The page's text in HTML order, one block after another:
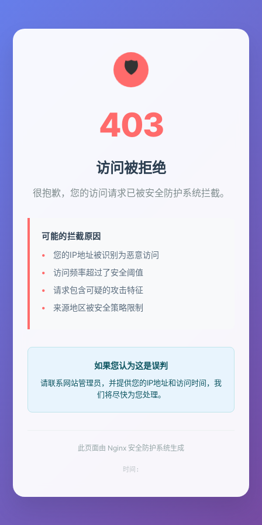
403
访问被拒绝
很抱歉，您的访问请求已被安全防护系统拦截。
可能的拦截原因
您的IP地址被识别为恶意访问
访问频率超过了安全阈值
请求包含可疑的攻击特征
来源地区被安全策略限制
如果您认为这是误判
请联系网站管理员，并提供您的IP地址和访问时间，我
们将尽快为您处理。
此页面由 Nginx 安全防护系统生成
时间: